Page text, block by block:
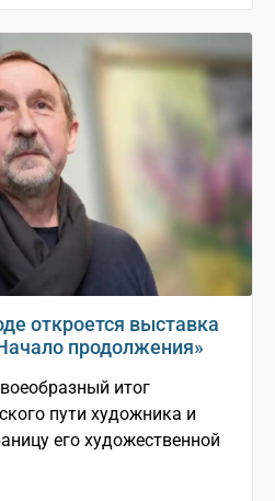
откроется выставка
продолжения»
итог
пути художника и
его художественной